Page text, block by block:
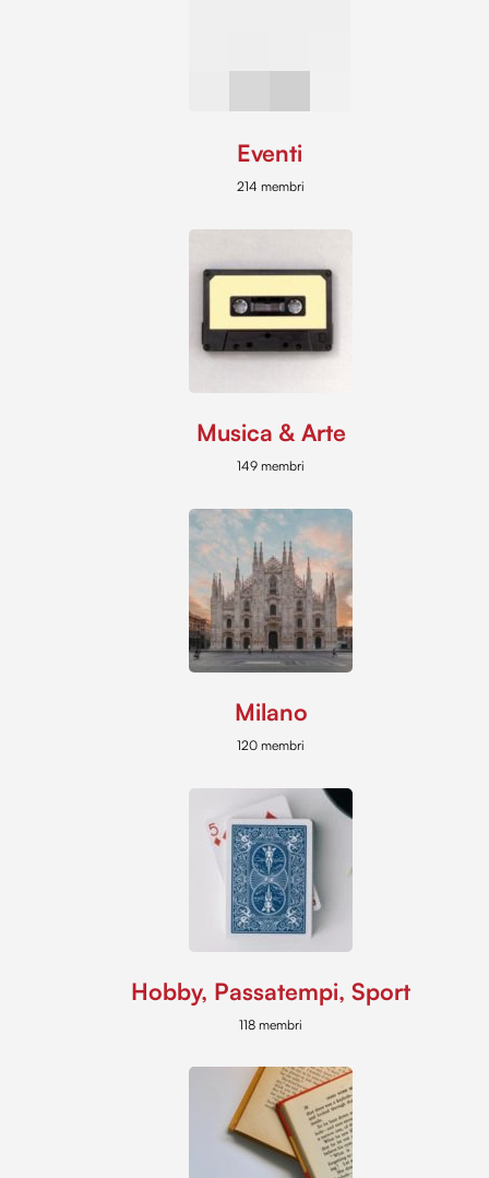
Eventi
214 membri
Musica & Arte
149 membri
Milano
120 membri
Hobby, Passatempi, Sport
118 membri